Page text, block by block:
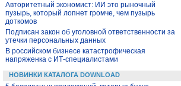
Авторитетный экономист: ИИ это рыночный
пузырь, который лопнет громче, чем пузырь
доткомов
Подписан закон об уголовной ответственности за
утечки персональных данных
В российском бизнесе катастрофическая
напряженка с ИТ-специалистами
НОВИНКИ КАТАЛОГА DOWNLOAD